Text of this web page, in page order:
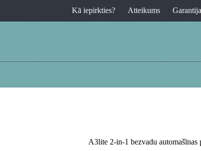
Kā iepirkties? Atteikums Garantija
A3lite 2-in-1 bezvadu automašīnas